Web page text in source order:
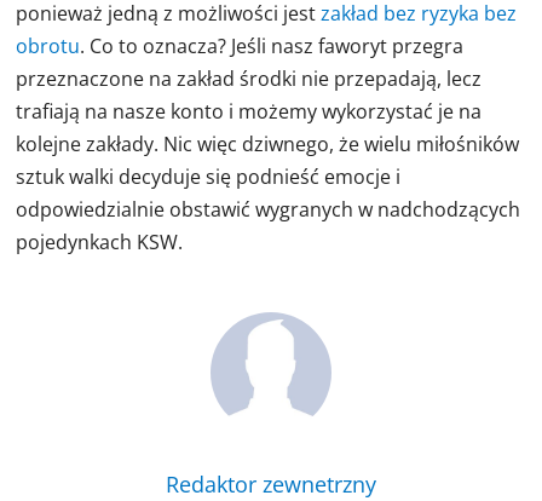
ponieważ jedną z możliwości jestzakład bez ryzyka bez
obrotu. Co to oznacza? Jeśli nasz faworyt przegra
przeznaczone na zakład środki nie przepadają, lecz
trafiają na nasze konto i możemy wykorzystać je na
kolejne zakłady. Nic więc dziwnego, że wielu miłośników
sztuk walki decyduje się podnieść emocje i
odpowiedzialnie obstawić wygranych w nadchodzących
pojedynkach KSW.
Redaktor zewnetrzny